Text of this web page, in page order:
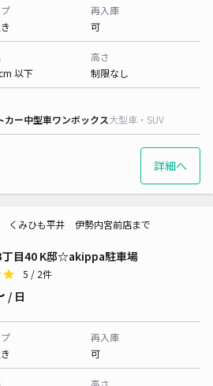
再入庫
可
以下
高さ
制限なし
カー中型車ワンボックス大型車・SUV
詳細へ
丁目40 K邸☆akippa駐車場
くみひも平井 伊勢内宮前店まで
5 / 2件
/ 日
再入庫
可
高さ